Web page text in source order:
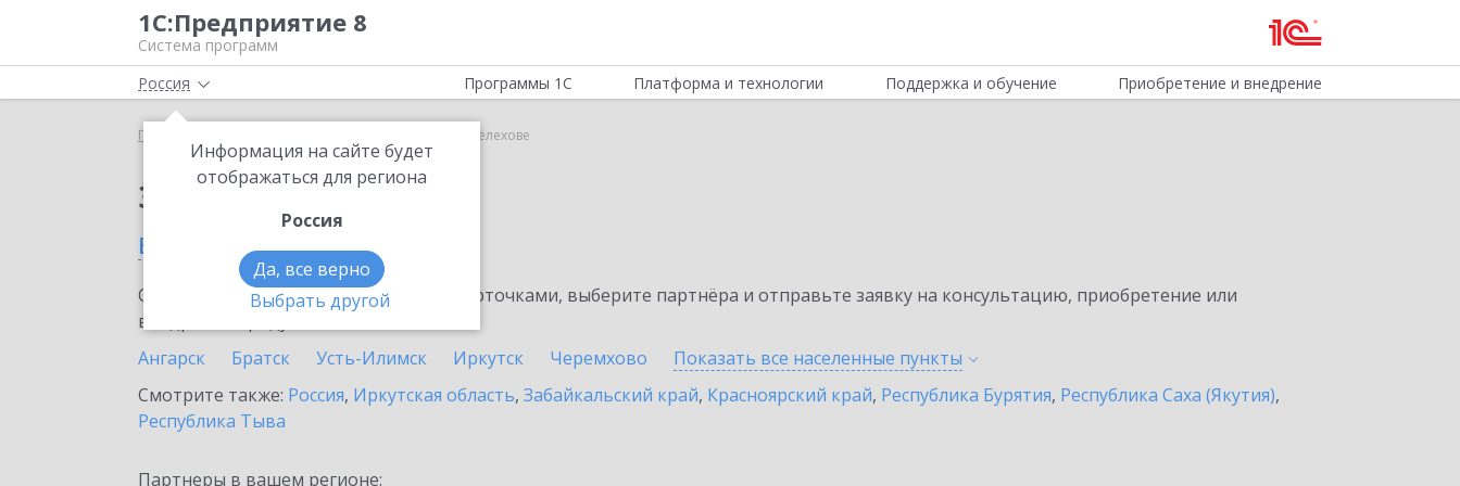
1С:Предприятие 8
Система программ
Россия
Информация на сайте будет
отображаться для региона
Россия
Да, все верно
Выбрать другой
Программы 1С Платформа и технологии Поддержка и обучение Приобретение и внедрение
Главная 1C-Store в Шелехове
Заказать 1C-Store
в Шелехове
Ознакомьтесь с информационными карточками, выберите партнёра и отправьте заявку на консультацию, приобретение или
внедрение продукта.
Ангарск
Братск Усть-Илимск Иркутск Черемхово Показать все населенные пункты
Смотрите также: Россия, Иркутская область, Забайкальский край, Красноярский край, Республика Бурятия, Республика Саха (Якутия),
Республика Тыва
Партнеры в вашем регионе: